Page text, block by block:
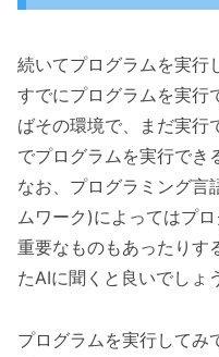
続いてプログラムを実行
すでにプログラムを実行
ばその環境で、まだ実行
でプログラムを実行でき
なお、プログラミング言
ムワーク)によってはプ
重要なものもあったりす
たAIに聞くと良いでしょ
プログラムを実行してみ